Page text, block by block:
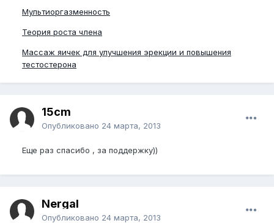
Мультиоргазменность
Теория роста члена
Массаж яичек для улучшения эрекции и повышения
тестостерона
15cm
Опубликовано 24 марта, 2013
Еще раз спасибо , за поддержку))
Nergal
Опубликовано 24 марта, 2013